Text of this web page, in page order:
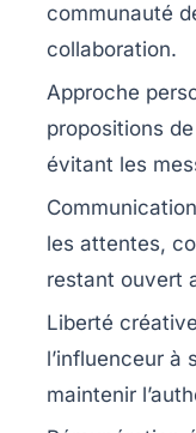
communauté
collaboration.
Approche
propositions
évitant les
les attentes,
restant ouvert
Liberté
l’influenceur à
maintenir